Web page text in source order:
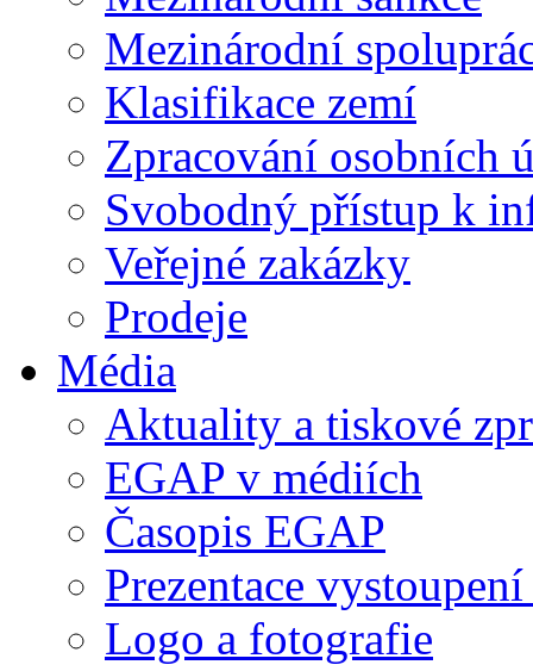
Mezinárodní
Klasifikace zemí
Zpracování osobních
Svobodný přístup k
Veřejné zakázky
Prodeje
Média
Aktuality a tiskové
EGAP v médiích
Časopis EGAP
Prezentace
Logo a fotografie